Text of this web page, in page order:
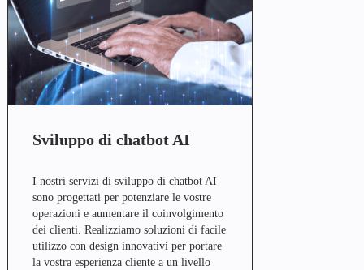
Sviluppo di chatbot AI
I nostri servizi di sviluppo di chatbot AI
sono progettati per potenziare le vostre
operazioni e aumentare il coinvolgimento
dei clienti. Realizziamo soluzioni di facile
utilizzo con design innovativi per portare
la vostra esperienza cliente a un livello